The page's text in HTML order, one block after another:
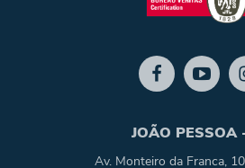
JOÃO PESSOA
Av. Monteiro da Franca,